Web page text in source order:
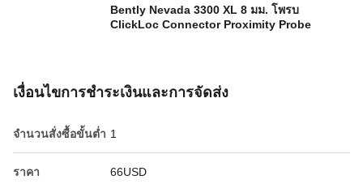
Bently Nevada 3300 XL 8 มม. โพรบ
ClickLoc Connector Proximity Probe
เงื่อนไขการชําระเงินและการจัดส่ง
จำนวนสั่งซื้อขั้นต่ำ 1
ราคา 66USD